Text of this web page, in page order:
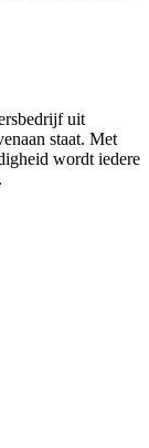
uit
staat. Met
wordt iedere